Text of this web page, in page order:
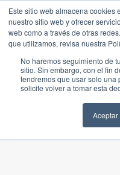
Este sitio web almacena cookies
nuestro sitio web y ofrecer
web como a través de otras
que utilizamos, revisa nuestra
No haremos seguimiento de
sitio. Sin embargo, con el fin
tendremos que usar solo una
solicite volver a tomar esta
Aceptar